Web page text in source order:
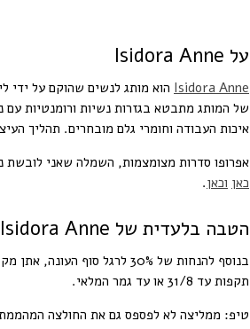
על Isidora Anne
Isidora Anne הוא מותג לנשים שהוקם על ידי
של המותג מתבטא בגזרות נשיות ורומנטיות עם
איכות העבודה וחומרי גלם מובחרים. תהליך
אפרופו סדרות מצומצמות, השמלה שאני
כאן וכאן.
הטבה בלעדית של Isidora Anne לקוראות Umami
בנוסף להנחות של 30% לרגל סוף העונה, אתן מקבלות 10% הנחה נוספים
תקפות עד 31/8 או עד גמר המלאי.
טיפ: ממליצה לא לפספס גם את החולצה